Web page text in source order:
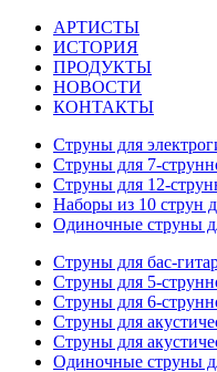
АРТИСТЫ
ИСТОРИЯ
ПРОДУКТЫ
НОВОСТИ
КОНТАКТЫ
Струны для
Струны для 7-
Струны для 12-
Наборы из 10 струн
Одиночные струны
Струны для бас-
Струны для 5-
Струны для 6-
Струны для
Струны для
Одиночные струны